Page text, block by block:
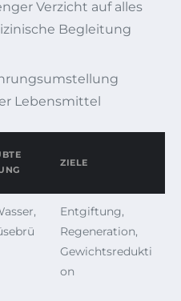
Verzicht auf alles
Begleitung
Lebensmittel
ZIELE
Entgiftung,
Regeneration,
Gewichtsredukti
on